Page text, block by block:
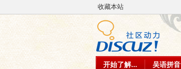
收藏本站
开始了解... 吴语拼音